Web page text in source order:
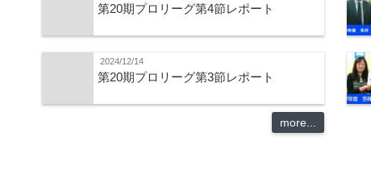
第20期プロリーグ第4節レポート
2024/12/14
第20期プロリーグ第3節レポート
more...